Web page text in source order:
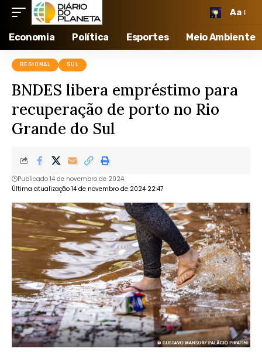
Aa
Economia Política Esportes Meio Ambiente
REGIONAL SUL
BNDES libera empréstimo para
recuperação de porto no Rio
Grande do Sul
Última atualização 14 de novembro de 2024 22:47
Publicado 14 de novembro de 2024